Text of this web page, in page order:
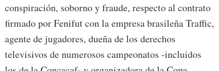
conspiración, soborno y fraude, respecto al contrato
firmado por Fenifut con la empresa brasileña Traffic,
agente de jugadores, dueña de los derechos
televisivos de numerosos campeonatos -incluidos